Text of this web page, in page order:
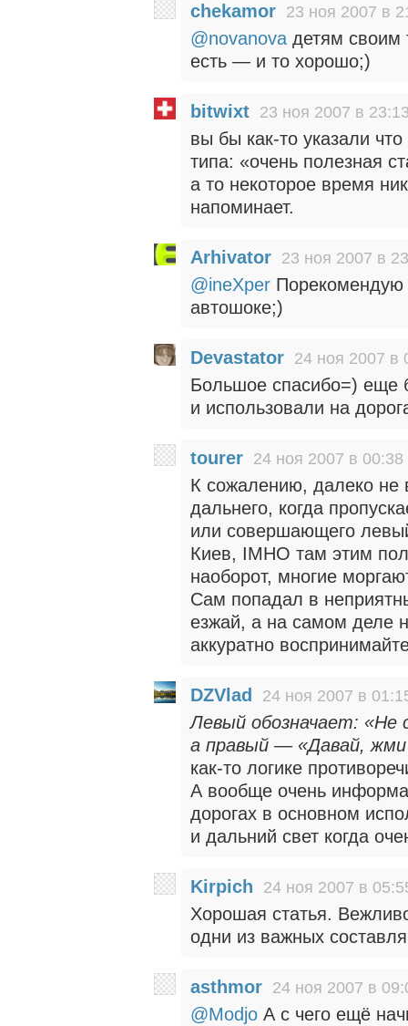
chekamor 23 ноя 2007 в
@novanova детям своим
есть — и то хорошо;)
bitwixt 23 ноя 2007 в
вы бы как-то указали
типа: «очень полезная
а то некоторое время
напоминает.
Arhivator 23 ноя 2007 в
@ineXper Порекомендую
автошоке;)
Devastator 24 ноя 2007 в
Большое спасибо=) еще
и использовали на
tourer 24 ноя 2007 в 00:38
К сожалению, далеко не
дальнего, когда
или совершающего
Киев, IMHO там этим
наоборот, многие
Сам попадал в
езжай, а на самом деле
аккуратно
DZVlad 24 ноя 2007 в
Левый обозначает: «Не
а правый — «Давай,
как-то логике
А вообще очень
дорогах в основном
и дальний свет когда
Kirpich 24 ноя 2007 в
Хорошая статья.
одни из важных
asthmor 24 ноя 2007 в
@Modjo А с чего ещё